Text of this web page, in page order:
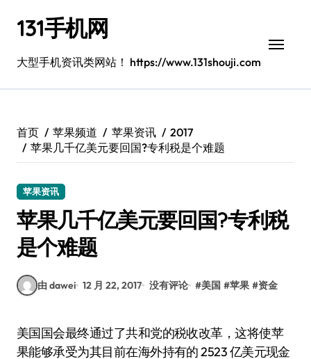
131手机网
大型手机资讯类网站！ https://www.131shouji.com
首页 苹果频道 苹果资讯
2017
苹果几千亿美元要回国?专利税是个难题
苹果资讯
苹果几千亿美元要回国?专利税
是个难题
由 dawei 12 月 22, 2017 没有评论 #美国 #苹果 #资金
美国国会最终通过了共和党的税收改革，这将使苹
果能够承受为其目前在海外持有的 2523 亿美元现金